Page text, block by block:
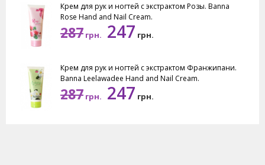
Крем для рук и ногтей с экстрактом Розы. Banna
Rose Hand and Nail Cream.
287 грн. 247 грн.
Крем для рук и ногтей с экстрактом Франжипани.
Banna Leelawadee Hand and Nail Cream.
287 грн. 247 грн.